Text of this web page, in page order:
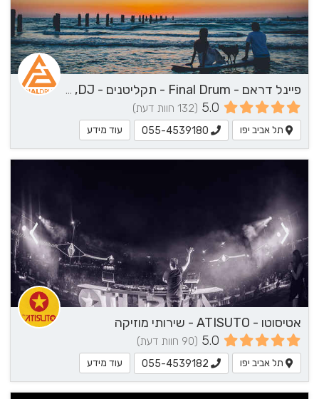
פיינל דראם - Final Drum - תקליטנים - DJ, נגן / הרכב מוזיקלי, שירותי מוזיקה
5.0 (132 חוות דעת)
תל אביב יפו 055-4539180 עוד מידע
אטיסוטו - ATISUTO - שירותי מוזיקה
5.0 (90 חוות דעת)
תל אביב יפו 055-4539182 עוד מידע